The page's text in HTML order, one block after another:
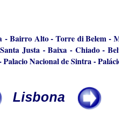
- Bairro Alto- Torre di Belem -
Justa-Baixa - Chiado-
Palacio Nacional de Sintra-
Lisbona